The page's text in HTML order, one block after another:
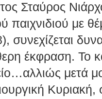
Σταύρος
παιχνιδιού με
συνεχίζεται
έκφραση. Το
μετά